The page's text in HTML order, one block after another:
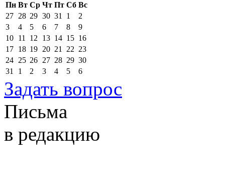
Пн Вт Ср Чт Пт Сб Вс
27 28 29 30 31 1
2
3
4 5 6 7 8
9
10 11 12 13 14 15 16
17 18 19 20 21 22 23
24 25 26 27 28 29 30
31
1 2 3 4 5 6
Задать вопрос
Письма
в редакцию